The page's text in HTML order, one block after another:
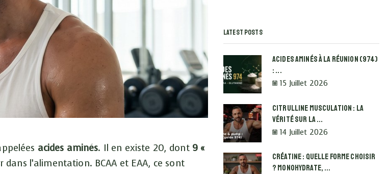
acides aminés. Il en existe 20, dont 9 «
l’alimentation. BCAA et EAA, ce sont
Latest Posts
Acides Aminés À La Réunion (974)
: ...
15 Juillet 2026
Citrulline Musculation : La
Vérité Sur La ...
14 Juillet 2026
Créatine : Quelle Forme Choisir
? Monohydrate, ...